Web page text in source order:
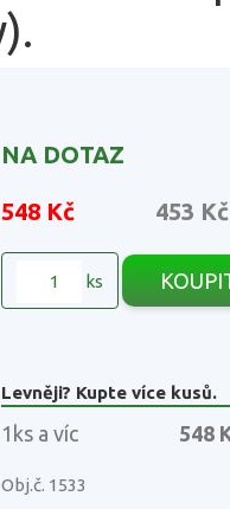
NA DOTAZ
548 Kč 453 Kč
ks
Levněji? Kupte více kusů.
1ks a víc 548
Obj.č. 1533